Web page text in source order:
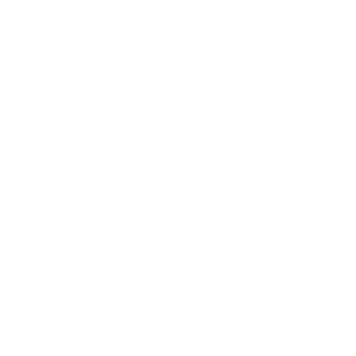
価されています。